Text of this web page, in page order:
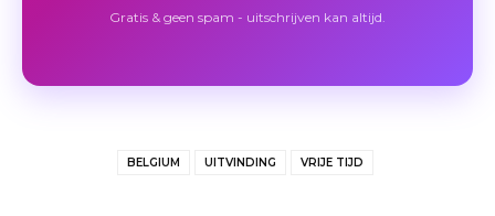
Gratis & geen spam - uitschrijven kan altijd.
BELGIUM UITVINDING VRIJE TIJD